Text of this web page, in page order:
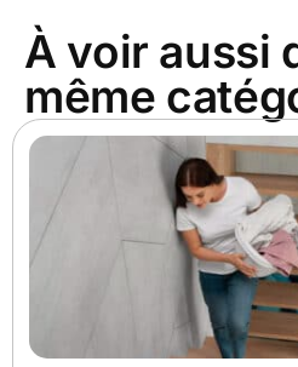
À voir aussi
même